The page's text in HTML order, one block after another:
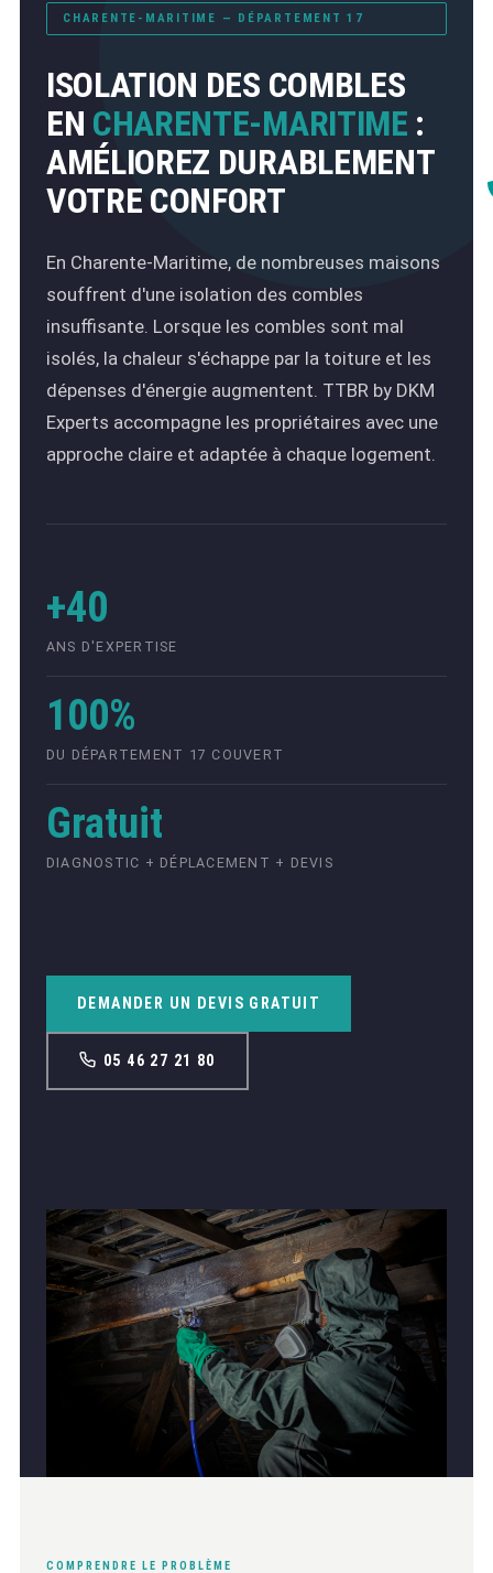
CHARENTE-MARITIME — DÉPARTEMENT 17
ISOLATION DES COMBLES
EN CHARENTE-MARITIME :
AMÉLIOREZ DURABLEMENT
VOTRE CONFORT
En Charente-Maritime, de nombreuses maisons
souffrent d'une isolation des combles
insuffisante. Lorsque les combles sont mal
isolés, la chaleur s'échappe par la toiture et les
dépenses d'énergie augmentent. TTBR by DKM
Experts accompagne les propriétaires avec une
approche claire et adaptée à chaque logement.
+40
ANS D'EXPERTISE
100%
DU DÉPARTEMENT 17 COUVERT
Gratuit
DIAGNOSTIC + DÉPLACEMENT + DEVIS
DEMANDER UN DEVIS GRATUIT
05 46 27 21 80
COMPRENDRE LE PROBLÈME